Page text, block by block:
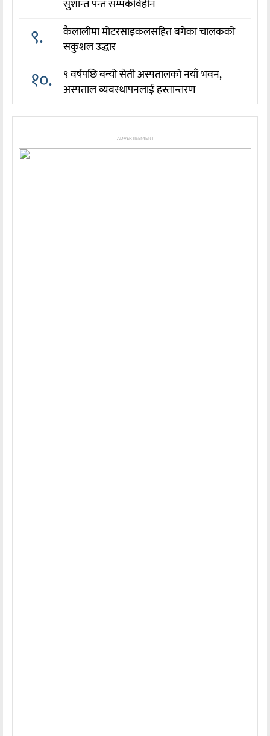
सुशान्त पन्त सम्पर्कविहीन
९.
कैलालीमा मोटरसाइकलसहित बगेका चालकको
सकुशल उद्धार
१०.
९ वर्षपछि बन्यो सेती अस्पतालको नयाँ भवन,
अस्पताल व्यवस्थापनलाई हस्तान्तरण
ADVERTISEMENT